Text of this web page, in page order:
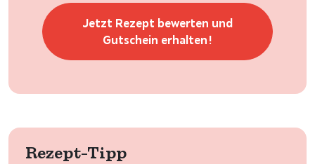
Jetzt Rezept bewerten und
Gutschein erhalten!
Rezept-Tipp